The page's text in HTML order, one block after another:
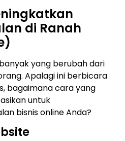
di Ranah
yang berubah dari
Apalagi ini berbicara
bagaimana cara yang
untuk
bisnis online Anda?